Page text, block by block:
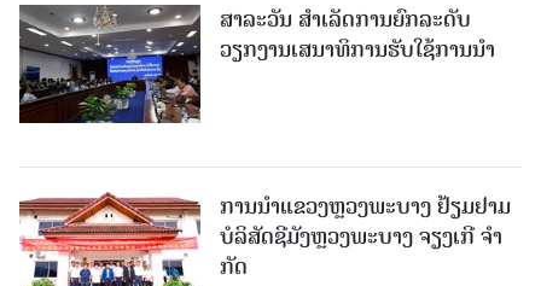
ສາລະວັນ ສໍາເລັດການຍົກລະດັບ
ວຽກງານເສນາທິການຮັບໃຊ້ການນໍາ
ການນຳແຂວງຫຼວງພະບາງ ຢ້ຽມ​ຢາມ
ບໍ​ລິ​ສັດຊີມັງຫຼວງພະບາງ ຈຽງເກີ ຈໍາ
ກັດ